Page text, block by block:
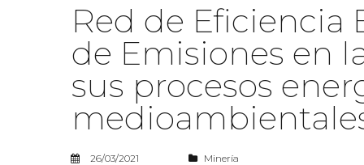
Red de Eficiencia
de Emisiones en
sus procesos
26/03/2021 Minería